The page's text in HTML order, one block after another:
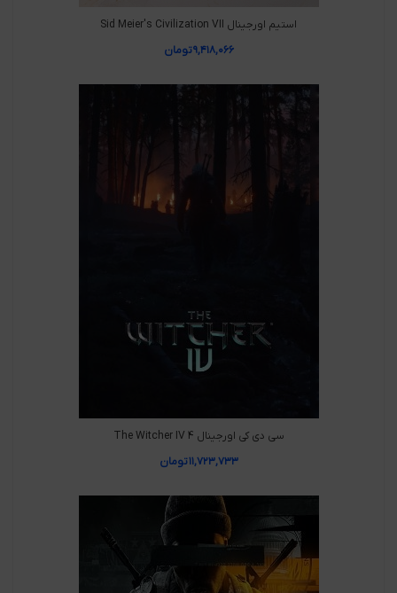
استیم اورجینال Sid Meier's Civilization VII
۹,۴۱۸,۰۶۶تومان
سی دی کی اورجینال The Witcher IV 4
۱۱,۷۲۳,۷۳۳تومان